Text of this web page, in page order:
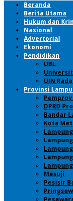
Beranda
Berita Utama
Hukum dan
Nasional
Advertorial
Ekonomi
Pendidikan
UBL
UIN
Provinsi
DPRD
Bandar
Kota
Mesuji
Pesisir